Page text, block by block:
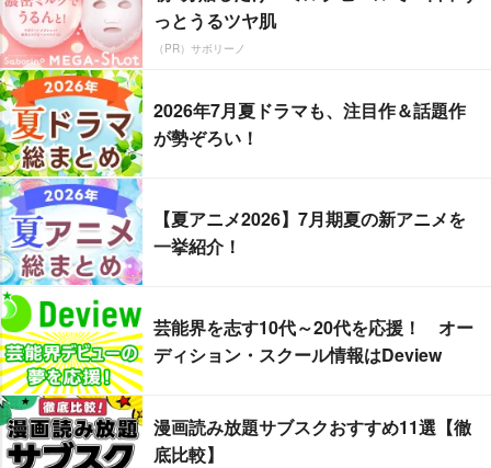
っとうるツヤ肌
（PR）サボリーノ
2026年7月夏ドラマも、注目作＆話題作
が勢ぞろい！
【夏アニメ2026】7月期夏の新アニメを
一挙紹介！
芸能界を志す10代～20代を応援！ オー
ディション・スクール情報はDeview
漫画読み放題サブスクおすすめ11選【徹
底比較】